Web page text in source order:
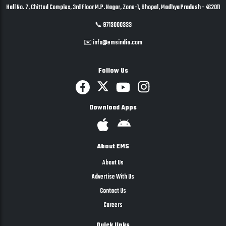
Hall No. 7, Chittod Complex, 3rd Floor M.P. Nagar, Zone-1, Bhopal, Madhya Pradesh - 462011
📞 9713000333
✉️ info@emsindia.com
Follow Us
Download Apps
About EMS
About Us
Advertise With Us
Contact Us
Careers